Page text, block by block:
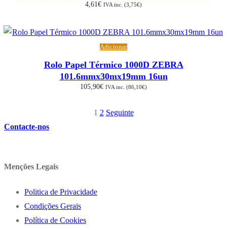
4,61€ IVA inc. (3,75€)
Adicionar
Rolo Papel Térmico 1000D ZEBRA
101.6mmx30mx19mm 16un
105,90€ IVA inc. (86,10€)
1 2 Seguinte
Contacte-nos
Menções Legais
Politica de Privacidade
Condições Gerais
Política de Cookies